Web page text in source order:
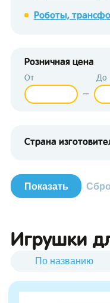
Роботы,
Розничная цена
От
—
До
Страна
Игрушки